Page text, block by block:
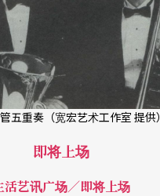
五重奏（宽宏艺术工作室 提供）
即将上场
活艺讯广场／即将上场